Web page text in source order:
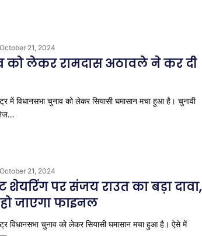
October 21, 2024
को लेकर रामदास अठावले ने कर दी
में विधानसभा चुनाव को लेकर सियासी घमासान मचा हुआ है। चुनावी
तेज…
October 21, 2024
शेयरिंग पर संजय राउत का बड़ा दावा,
जाएगा फाइनल
विधानसभा चुनाव को लेकर सियासी घमासान मचा हुआ है। ऐसे में